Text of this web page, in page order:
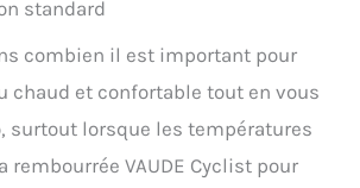
combien il est important pour
chaud et confortable tout en vous
surtout lorsque les températures
rembourrée VAUDE Cyclist pour